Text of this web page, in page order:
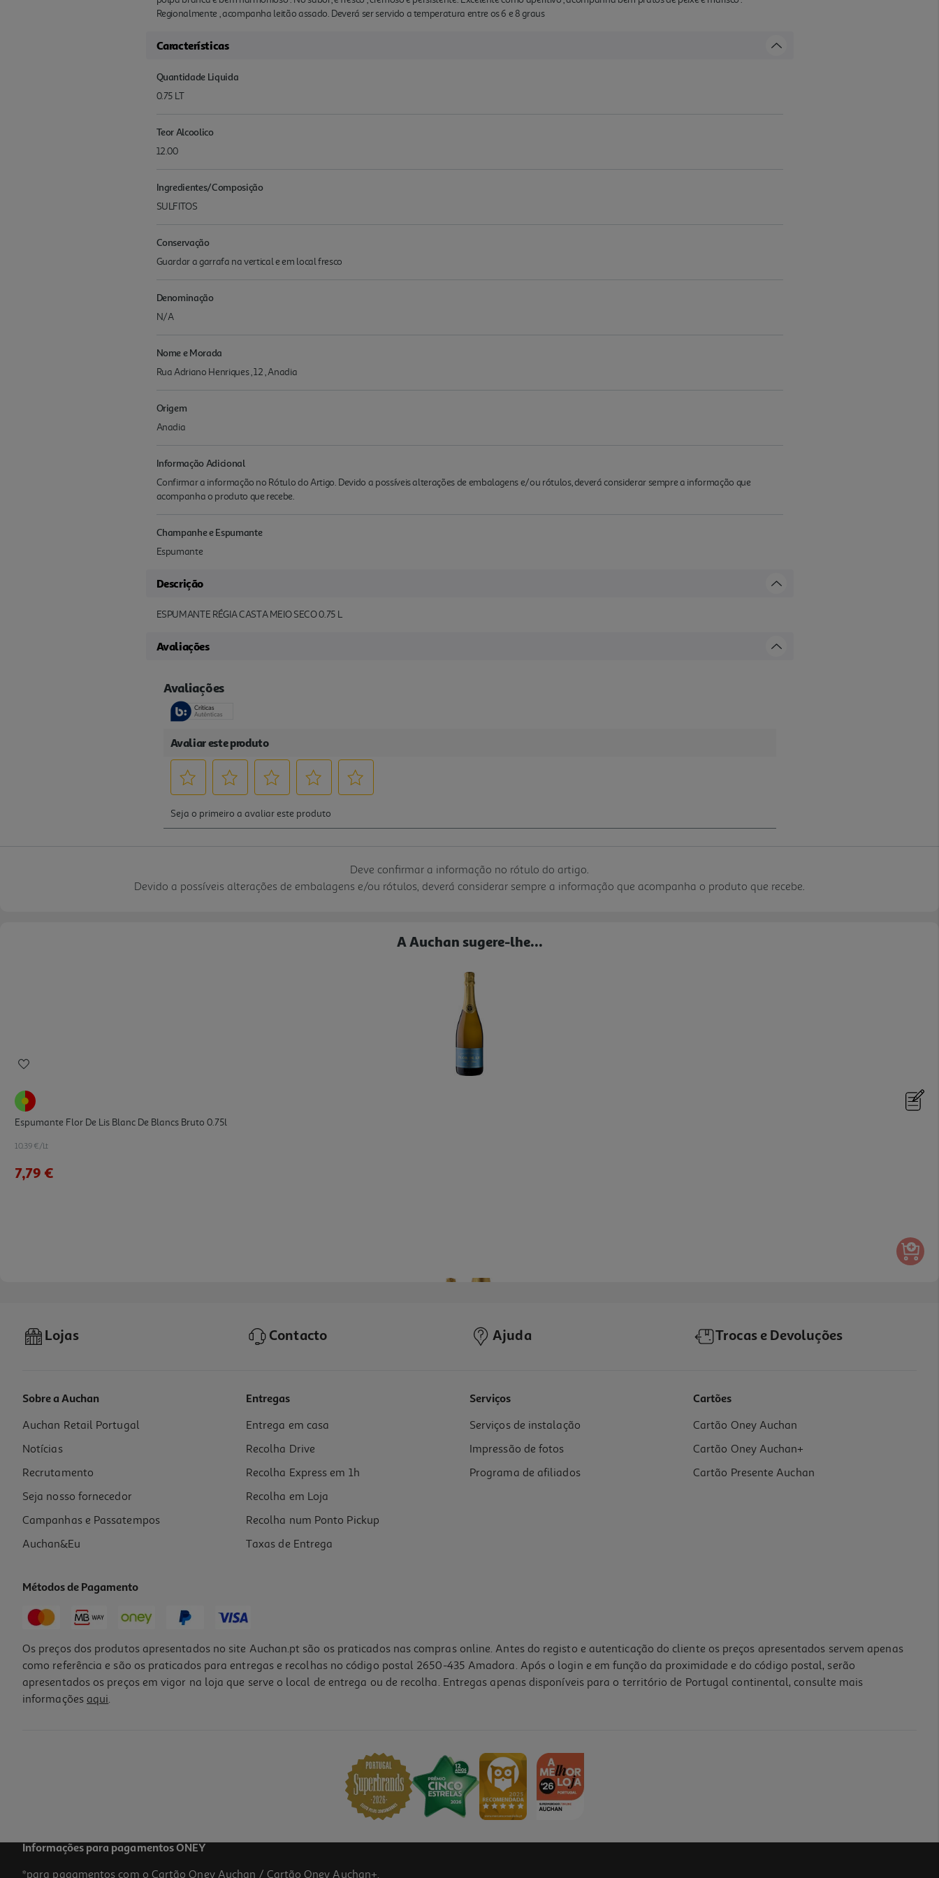
Regionalmente , acompanha leitão assado. Deverá ser servido a temperatura entre os 6 e 8 graus
Características
Quantidade Liquida
0.75 LT
Teor Alcoolico
12.00
Ingredientes/Composição
SULFITOS
Conservação
Guardar a garrafa na vertical e em local fresco
Denominação
N/A
Nome e Morada
Rua Adriano Henriques , 12 , Anadia
Origem
Anadia
Informação Adicional
Confirmar a informação no Rótulo do Artigo. Devido a possíveis alterações de embalagens e/ou rótulos, deverá considerar sempre a informação que
acompanha o produto que recebe.
Champanhe e Espumante
Espumante
Descrição
ESPUMANTE RÉGIA CASTA MEIO SECO 0.75 L
Avaliações
Deve confirmar a informação no rótulo do artigo.
Devido a possíveis alterações de embalagens e/ou rótulos, deverá considerar sempre a informação que acompanha o produto que recebe.
A Auchan sugere-lhe...
Espumante Flor De Lis Blanc De Blancs Bruto 0.75l
10.39 €/Lt
7,79 €
Espumante Régia Casta Doce 0.75 L
4.65 €/Lt
3,49 €
Lojas Contacto Ajuda Trocas e Devoluções
Sobre a Auchan
Auchan Retail Portugal
Notícias
Recrutamento
Seja nosso fornecedor
Campanhas e Passatempos
Auchan&Eu
Entregas
Entrega em casa
Recolha Drive
Recolha Express em 1h
Recolha em Loja
Recolha num Ponto Pickup
Taxas de Entrega
Serviços
Serviços de instalação
Impressão de fotos
Programa de afiliados
Cartões
Cartão Oney Auchan
Cartão Oney Auchan+
Cartão Presente Auchan
Métodos de Pagamento
Os preços dos produtos apresentados no site Auchan.pt são os praticados nas compras online. Antes do registo e autenticação do cliente os preços apresentados servem apenas
como referência e são os praticados para entregas e recolhas no código postal 2650-435 Amadora. Após o login e em função da proximidade e do código postal, serão
apresentados os preços em vigor na loja que serve o local de entrega ou de recolha. Entregas apenas disponíveis para o território de Portugal continental, consulte mais
informações aqui.
Informações para pagamentos ONEY
*para pagamentos com o Cartão Oney Auchan / Cartão Oney Auchan+.